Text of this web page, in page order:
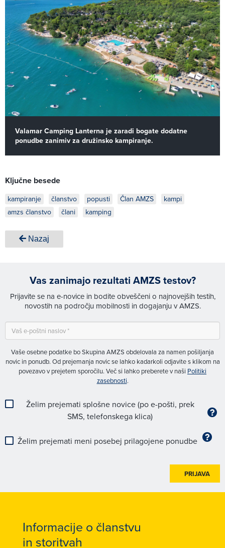
Valamar Camping Lanterna je zaradi bogate dodatne
ponudbe zanimiv za družinsko kampiranje.
Ključne besede
kampiranje članstvo popusti Član AMZS
kampi
amzs članstvo
člani kamping
Nazaj
Vas zanimajo rezultati AMZS testov?
Prijavite se na e-novice in bodite obveščeni o najnovejših testih,
novostih na področju mobilnosti in dogajanju v AMZS.
Vaše osebne podatke bo Skupina AMZS obdelovala za namen pošiljanja
novic in ponudb. Od prejemanja novic se lahko kadarkoli odjavite s klikom na
povezavo v prejetem sporočilu. Več si lahko preberete v naši Politiki
zasebnosti.
Želim prejemati splošne novice (po e-pošti, prek
SMS, telefonskega klica)
Želim prejemati meni posebej prilagojene ponudbe
PRIJAVA
Informacije o članstvu
in storitvah